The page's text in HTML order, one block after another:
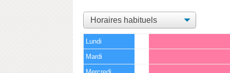
Lundi
Mardi